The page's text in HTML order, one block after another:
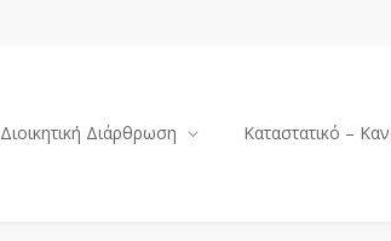
Διοικητική Διάρθρωση Καταστατικό –